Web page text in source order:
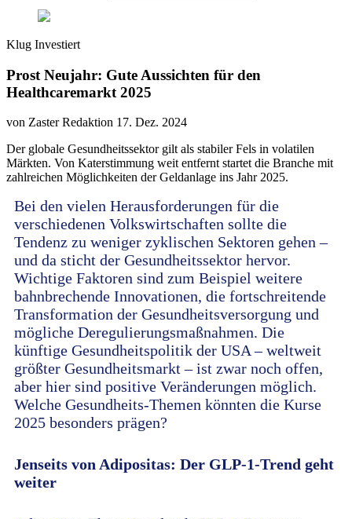
Klug Investiert
Prost Neujahr: Gute Aussichten für den
Healthcaremarkt 2025
von Zaster Redaktion 17. Dez. 2024
Der globale Gesundheitssektor gilt als stabiler Fels in volatilen
Märkten. Von Katerstimmung weit entfernt startet die Branche mit
zahlreichen Möglichkeiten der Geldanlage ins Jahr 2025.
Bei den vielen Herausforderungen für die
verschiedenen Volkswirtschaften sollte die
Tendenz zu weniger zyklischen Sektoren gehen –
und da sticht der Gesundheitssektor hervor.
Wichtige Faktoren sind zum Beispiel weitere
bahnbrechende Innovationen, die fortschreitende
Transformation der Gesundheitsversorgung und
mögliche Deregulierungsmaßnahmen. Die
künftige Gesundheitspolitik der USA – weltweit
größter Gesundheitsmarkt – ist zwar noch offen,
aber hier sind positive Veränderungen möglich.
Welche Gesundheits-Themen könnten die Kurse
2025 besonders prägen?
Jenseits von Adipositas: Der GLP-1-Trend geht
weiter